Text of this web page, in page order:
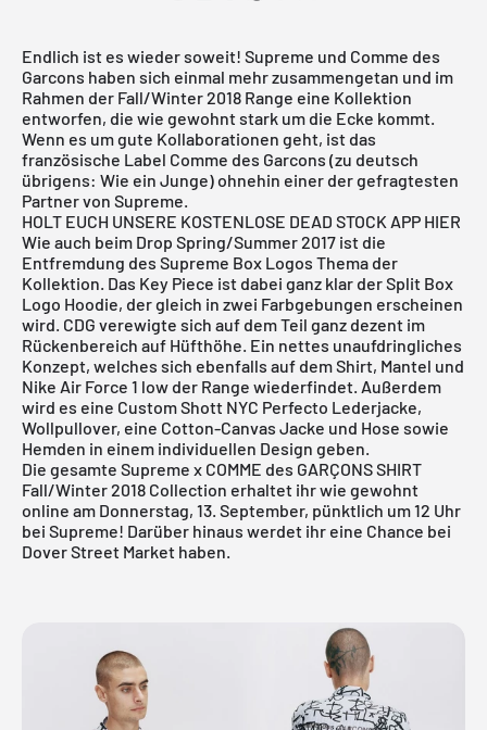
Endlich ist es wieder soweit! Supreme und Comme des
Garcons haben sich einmal mehr zusammengetan und im
Rahmen der Fall/Winter 2018 Range eine Kollektion
entworfen, die wie gewohnt stark um die Ecke kommt.
Wenn es um gute Kollaborationen geht, ist das
französische Label Comme des Garcons (zu deutsch
übrigens: Wie ein Junge) ohnehin einer der gefragtesten
Partner von Supreme.
HOLT EUCH UNSERE KOSTENLOSE DEAD STOCK APP HIER
Wie auch beim Drop Spring/Summer 2017 ist die
Entfremdung des Supreme Box Logos Thema der
Kollektion. Das Key Piece ist dabei ganz klar der Split Box
Logo Hoodie, der gleich in zwei Farbgebungen erscheinen
wird. CDG verewigte sich auf dem Teil ganz dezent im
Rückenbereich auf Hüfthöhe. Ein nettes unaufdringliches
Konzept, welches sich ebenfalls auf dem Shirt, Mantel und
Nike Air Force 1 low der Range wiederfindet. Außerdem
wird es eine CustomShott NYC Perfecto Lederjacke,
Wollpullover, eine Cotton-Canvas Jacke und Hose sowie
Hemden in einem individuellen Design geben.
Die gesamte Supreme x COMME des GARÇONS SHIRT
Fall/Winter 2018 Collection erhaltet ihr wie gewohnt
online am Donnerstag, 13. September, pünktlich um 12 Uhr
bei Supreme! Darüber hinaus werdet ihr eine Chance bei
Dover Street Market haben.